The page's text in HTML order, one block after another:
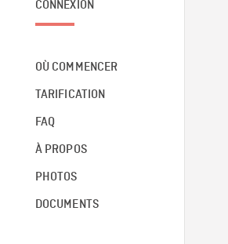
CONNEXION
OÙ COMMENCER
TARIFICATION
FAQ
À PROPOS
PHOTOS
DOCUMENTS